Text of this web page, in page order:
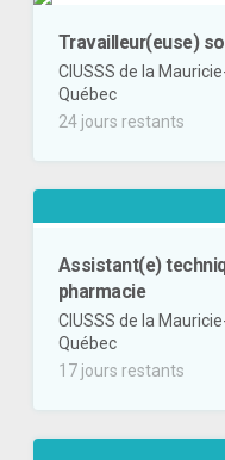
Travailleur(euse)
CIUSSS de la
Québec
24 jours restants
Assistant(e)
pharmacie
CIUSSS de la
Québec
17 jours restants